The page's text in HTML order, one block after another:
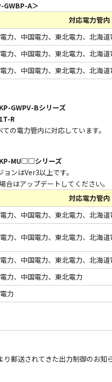
GWBP-A＞
対応電力管内
力、中国電力、東北電力、北海
力、中国電力、東北電力、北海
力、中国電力、東北電力、北海
GWPV-Bシリーズ
R
の電力管内に対応しています。
KP-MU□□シリーズ
ンはVer3以上です。
はアップデートしてください。
対応電力管内
力、中国電力、東北電力、北海
力、中国電力、東北電力、北海
力、中国電力、東北電力、北海
力、中国電力、東北電力
力
郵送されてきた出力制御のお知